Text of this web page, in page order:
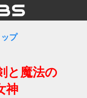
プ
と魔法の
神